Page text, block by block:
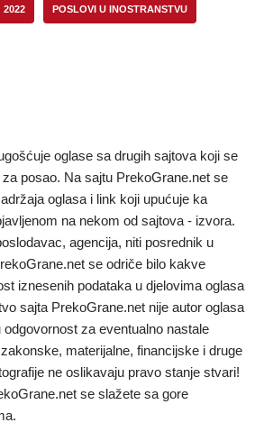
2022 POSLOVI U INOSTRANSTVU
oglase sa drugih sajtova koji se
posao. Na sajtu PrekoGrane.net se
oglasa i link koji upućuje ka
na nekom od sajtova - izvora.
agencija, niti posrednik u
se odriče bilo kakve
iznesenih podataka u djelovima oglasa
sajta PrekoGrane.net nije autor oglasa
za eventualno nastale
materijalne, financijske i druge
ne oslikavaju pravo stanje stvari!
se slažete sa gore